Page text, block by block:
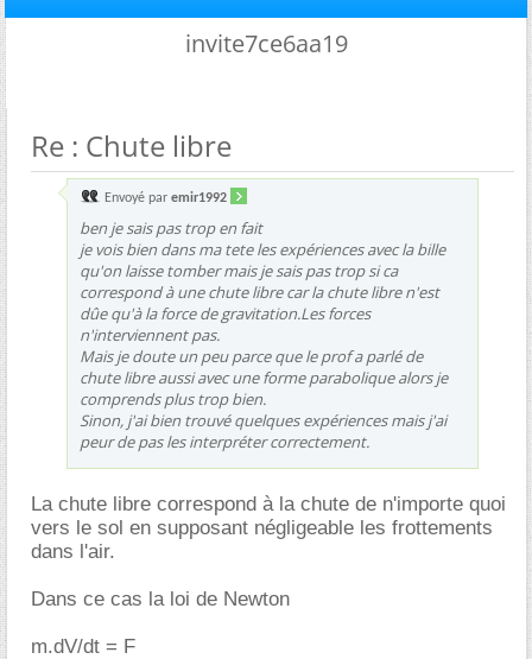
invite7ce6aa19
Re : Chute libre
Envoyé par emir1992
ben je sais pas trop en fait
je vois bien dans ma tete les expériences avec la bille
qu'on laisse tomber mais je sais pas trop si ca
correspond à une chute libre car la chute libre n'est
dûe qu'à la force de gravitation.Les forces
n'interviennent pas.
Mais je doute un peu parce que le prof a parlé de
chute libre aussi avec une forme parabolique alors je
comprends plus trop bien.
Sinon, j'ai bien trouvé quelques expériences mais j'ai
peur de pas les interpréter correctement.
La chute libre correspond à la chute de n'importe quoi
vers le sol en supposant négligeable les frottements
dans l'air.
Dans ce cas la loi de Newton
m.dV/dt = F